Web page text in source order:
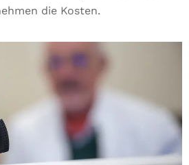
die Kosten.